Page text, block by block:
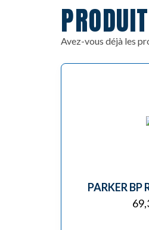
Avez-vous déjà les
PARKER BP